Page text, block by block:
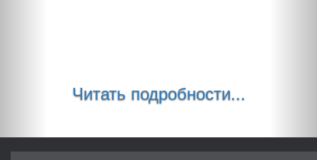
Читать подробности...